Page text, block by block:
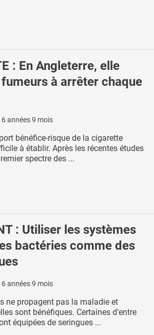
: En Angleterre, elle
à arrêter chaque
6 années 9 mois
bénéfice-risque de la cigarette
à établir. Après les récentes études
spectre des ...
: Utiliser les systèmes
bactéries comme des
6 années 9 mois
ne propagent pas la maladie et
sont bénéfiques. Certaines d’entre
équipées de seringues ...